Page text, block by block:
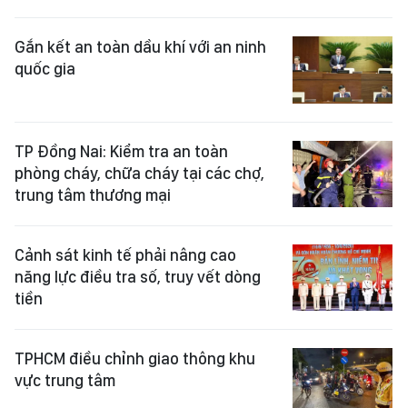
Gắn kết an toàn dầu khí với an ninh
quốc gia
TP Đồng Nai: Kiểm tra an toàn
phòng cháy, chữa cháy tại các chợ,
trung tâm thương mại
Cảnh sát kinh tế phải nâng cao
năng lực điều tra số, truy vết dòng
tiền
TPHCM điều chỉnh giao thông khu
vực trung tâm